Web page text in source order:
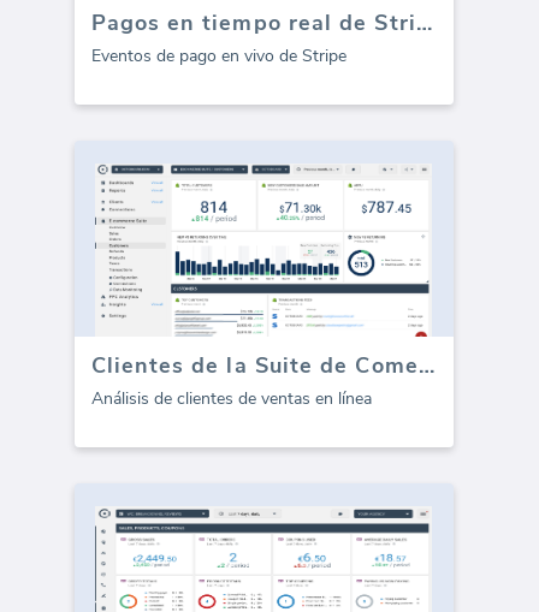
Pagos en tiempo real de Stripe
Eventos de pago en vivo de Stripe
Clientes de la Suite de Comercio Electrónico
Análisis de clientes de ventas en línea